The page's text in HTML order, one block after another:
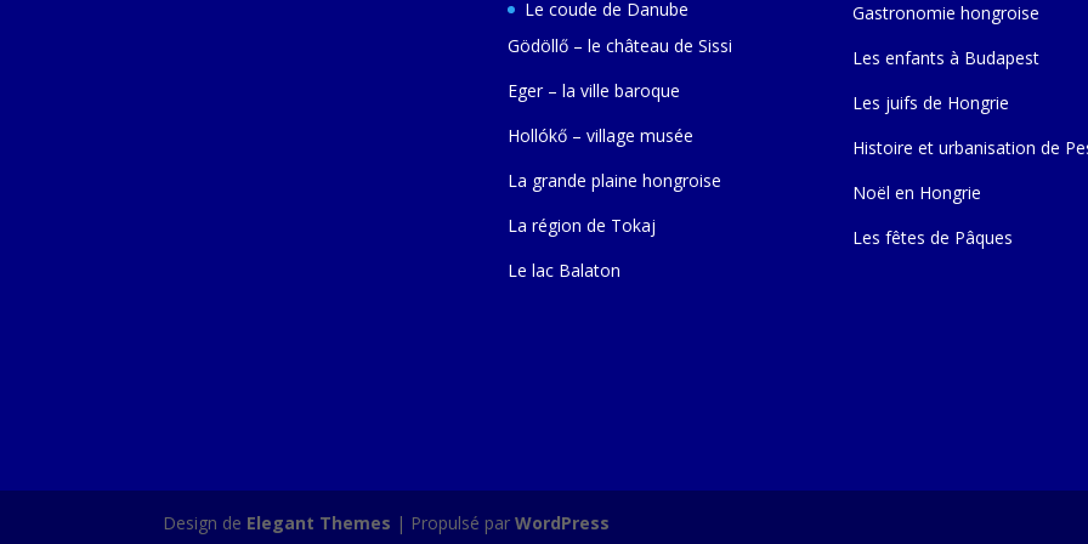
Le coude de Danube
Gödöllő – le château de Sissi
Eger – la ville baroque
Hollókő – village musée
La grande plaine hongroise
La région de Tokaj
Le lac Balaton
Gastronomie hongroise
Les enfants à Budapest
Les juifs de Hongrie
Histoire et urbanisation de
Noël en Hongrie
Les fêtes de Pâques
Design de Elegant Themes | Propulsé parWordPress